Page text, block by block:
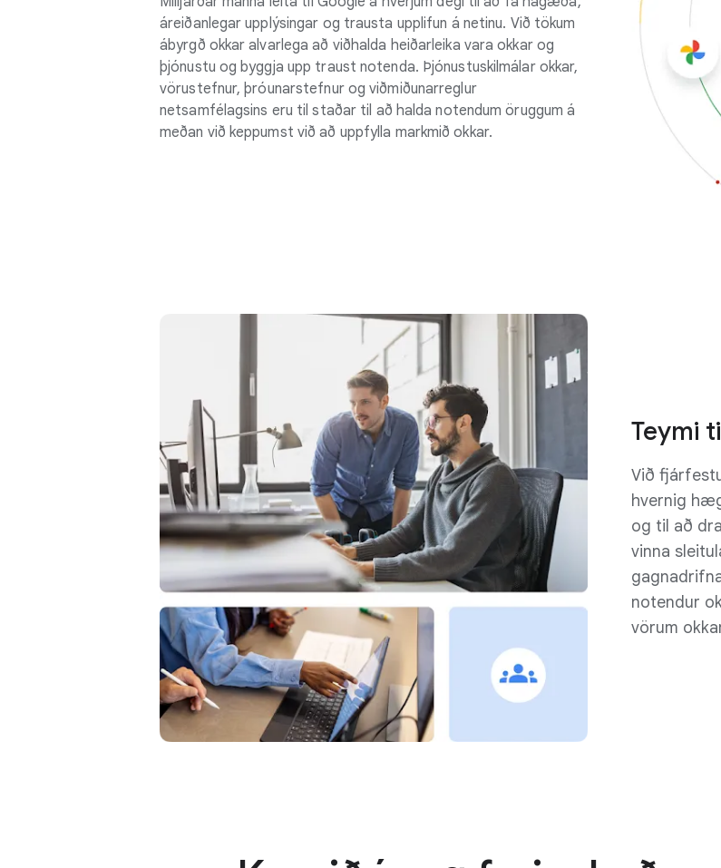
áreiðanlegar upplýsingar og trausta upplifun á netinu. Við tökum
ábyrgð okkar alvarlega að viðhalda heiðarleika vara okkar og
þjónustu og byggja upp traust notenda. Þjónustuskilmálar okkar,
vörustefnur, þróunarstefnur og viðmiðunarreglur
netsamfélagsins eru til staðar til að halda notendum öruggum á
meðan við keppumst við að uppfylla markmið okkar.
Teymi
Við
hvernig
og til að
vinna
notendur
vörum